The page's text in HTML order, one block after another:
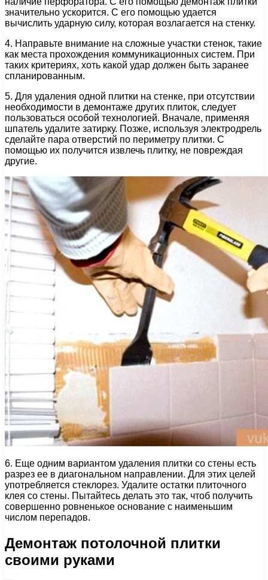
значительно ускорится. С его помощью удается
вычислить ударную силу, которая возлагается на стенку.
4. Направьте внимание на сложные участки стенок, такие
как места прохождения коммуникационных систем. При
таких критериях, хоть какой удар должен быть заранее
спланированным.
5. Для удаления одной плитки на стенке, при отсутствии
необходимости в демонтаже других плиток, следует
пользоваться особой технологией. Вначале, применяя
шпатель удалите затирку. Позже, используя электродрель
сделайте пара отверстий по периметру плитки. С
помощью их получится извлечь плитку, не повреждая
другие.
6. Еще одним вариантом удаления плитки со стены есть
разрез ее в диагональном направлении. Для этих целей
употребляется стеклорез. Удалите остатки плиточного
клея со стены. Пытайтесь делать это так, чтоб получить
совершенно ровненькое основание с наименьшим
числом перепадов.
Демонтаж потолочной плитки
своими руками